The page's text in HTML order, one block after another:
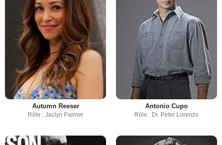
Autumn Reeser
Rôle : Jaclyn Palmer
Antonio Cupo
Rôle : Dr. Peter Lorenzo